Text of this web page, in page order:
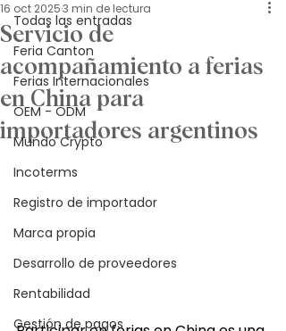
Todas las entradas
Feria Canton
Ferias Internacionales
OEM - ODM
Mundo Crypto
Incoterms
Registro de importador
Marca propia
Desarrollo de proveedores
Rentabilidad
Gestión de pagos
Servicio de
acompañamiento a ferias
en China para
importadores argentinos
16 oct 20253 min de lectura